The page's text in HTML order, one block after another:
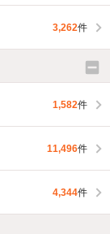
3,262件
1,582件
11,496件
4,344件